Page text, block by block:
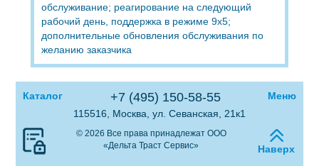
обслуживание; реагирование на следующий
рабочий день, поддержка в режиме 9х5;
дополнительные обновления обслуживания по
желанию заказчика
Каталог +7 (495) 150-58-55
Меню
115516, Москва, ул. Севанская, 21к1
© 2026 Все права принадлежат ООО
«Дельта Траст Сервис»
Наверх